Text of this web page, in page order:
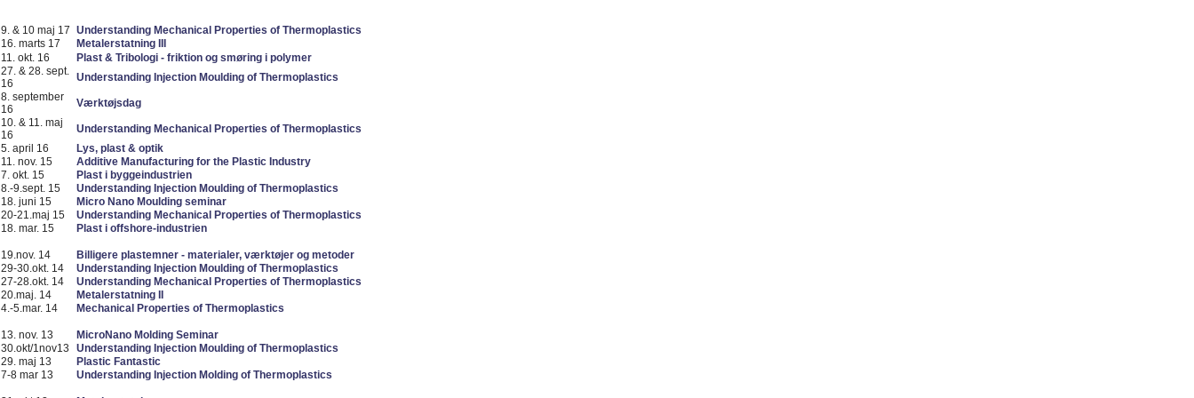
9. & 10 maj 17 Understanding Mechanical Properties of Thermoplastics
16. marts 17
Metalerstatning III
11. okt. 16
Plast & Tribologi - friktion og smøring i polymer
27. & 28. sept.
16
Understanding Injection Moulding of Thermoplastics
8. september
16
Værktøjsdag
10. & 11. maj
16
Understanding Mechanical Properties of Thermoplastics
5. april 16
Lys, plast & optik
11. nov. 15
Additive Manufacturing for the Plastic Industry
7. okt. 15
Plast i byggeindustrien
8.-9.sept. 15
Understanding Injection Moulding of Thermoplastics
18. juni 15
Micro Nano Moulding seminar
20-21.maj 15
Understanding Mechanical Properties of Thermoplastics
18. mar. 15
Plast i offshore-industrien
19.nov. 14
Billigere plastemner - materialer, værktøjer og metoder
29-30.okt. 14
Understanding Injection Moulding of Thermoplastics
27-28.okt. 14
Understanding Mechanical Properties of Thermoplastics
20.maj. 14
Metalerstatning II
4.-5.mar. 14
Mechanical Properties of Thermoplastics
13. nov. 13
MicroNano Molding Seminar
30.okt/1nov13
Understanding Injection Moulding of Thermoplastics
29. maj 13
Plastic Fantastic
7-8 mar 13
Understanding Injection Molding of Thermoplastics